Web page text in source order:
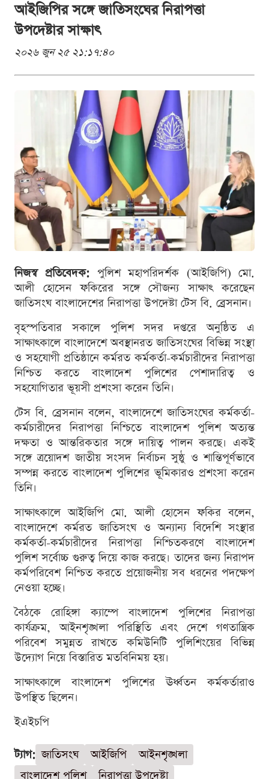
আইজিপির সঙ্গে জাতিসংঘের নিরাপত্তা
উপদেষ্টার সাক্ষাৎ
২০২৬ জুন ২৫ ২১:১৭:৪০
নিজস্ব প্রতিবেদক: পুলিশ মহাপরিদর্শক (আইজিপি) মো.
আলী হোসেন ফকিরের সঙ্গে সৌজন্য সাক্ষাৎ করেছেন
জাতিসংঘ বাংলাদেশের নিরাপত্তা উপদেষ্টা টেস বি. ব্রেসনান।
বৃহস্পতিবার সকালে পুলিশ সদর দপ্তরে অনুষ্ঠিত এ
সাক্ষাৎকালে বাংলাদেশে অবস্থানরত জাতিসংঘের বিভিন্ন সংস্থা
ও সহযোগী প্রতিষ্ঠানে কর্মরত কর্মকর্তা-কর্মচারীদের নিরাপত্তা
নিশ্চিত করতে বাংলাদেশ পুলিশের পেশাদারিত্ব ও
সহযোগিতার ভূয়সী প্রশংসা করেন তিনি।
টেস বি. ব্রেসনান বলেন, বাংলাদেশে জাতিসংঘের কর্মকর্তা-
কর্মচারীদের নিরাপত্তা নিশ্চিতে বাংলাদেশ পুলিশ অত্যন্ত
দক্ষতা ও আন্তরিকতার সঙ্গে দায়িত্ব পালন করছে। একই
সঙ্গে ত্রয়োদশ জাতীয় সংসদ নির্বাচন সুষ্ঠু ও শান্তিপূর্ণভাবে
সম্পন্ন করতে বাংলাদেশ পুলিশের ভূমিকারও প্রশংসা করেন
তিনি।
সাক্ষাৎকালে আইজিপি মো. আলী হোসেন ফকির বলেন,
বাংলাদেশে কর্মরত জাতিসংঘ ও অন্যান্য বিদেশি সংস্থার
কর্মকর্তা-কর্মচারীদের নিরাপত্তা নিশ্চিতকরণে বাংলাদেশ
পুলিশ সর্বোচ্চ গুরুত্ব দিয়ে কাজ করছে। তাদের জন্য নিরাপদ
কর্মপরিবেশ নিশ্চিত করতে প্রয়োজনীয় সব ধরনের পদক্ষেপ
নেওয়া হচ্ছে।
বৈঠকে রোহিঙ্গা ক্যাম্পে বাংলাদেশ পুলিশের নিরাপত্তা
কার্যক্রম, আইনশৃঙ্খলা পরিস্থিতি এবং দেশে গণতান্ত্রিক
পরিবেশ সমুন্নত রাখতে কমিউনিটি পুলিশিংয়ের বিভিন্ন
উদ্যোগ নিয়ে বিস্তারিত মতবিনিময় হয়।
সাক্ষাৎকালে বাংলাদেশ পুলিশের ঊর্ধ্বতন কর্মকর্তারাও
উপস্থিত ছিলেন।
ইএইচপি
ট্যাগ: জাতিসংঘ আইজিপি
আইনশৃঙ্খলা
বাংলাদেশ পুলিশ
নিরাপত্তা উপদেষ্টা